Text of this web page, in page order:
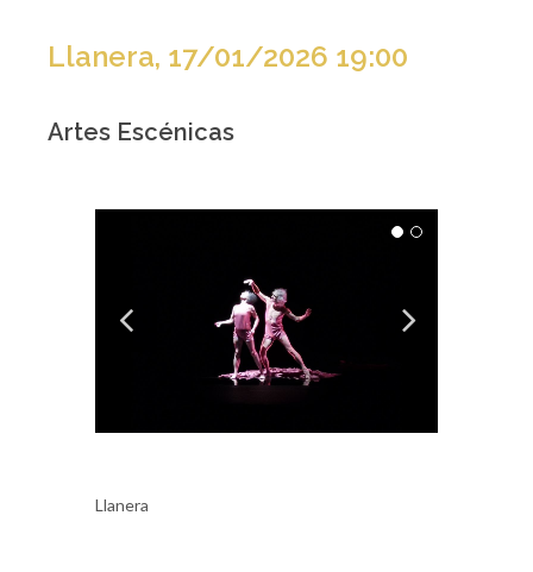
Llanera, 17/01/2026 19:00
Artes Escénicas
Llanera